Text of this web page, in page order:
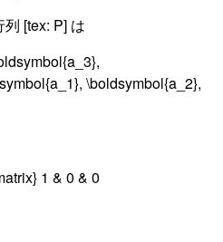
[tex: P] は
\boldsymbol{a_2},
1 & 0 & 0